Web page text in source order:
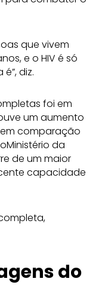
que vivem
e o HIV é só
diz.
foi em
um aumento
em comparação
da
de um maior
capacidade
do